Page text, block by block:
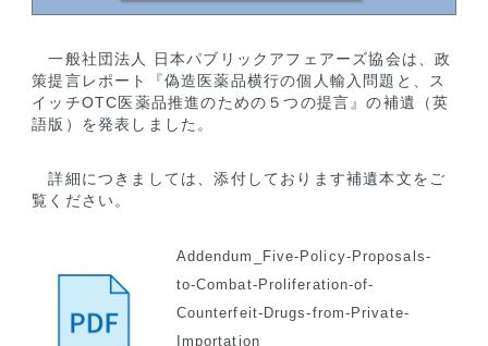
一般社団法人 日本パブリックアフェアーズ協会は、政
策提言レポート『偽造医薬品横行の個人輸入問題と、ス
イッチOTC医薬品推進のための５つの提言』の補遺（英
語版）を発表しました。
詳細につきましては、添付しております補遺本文をご
覧ください。
Addendum_Five-Policy-Proposals-
to-Combat-Proliferation-of-
Counterfeit-Drugs-from-Private-
Importation